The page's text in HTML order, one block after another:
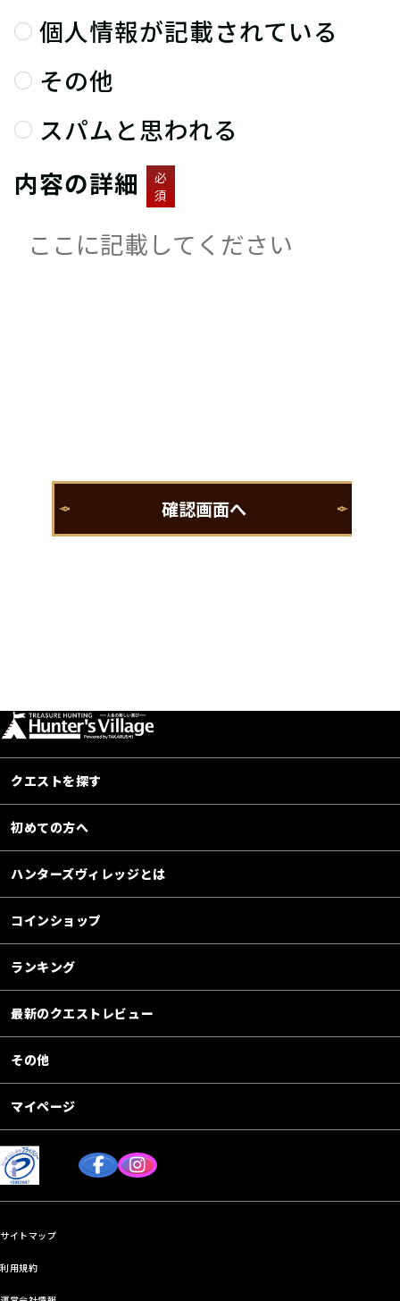
個人情報が記載されている
その他
スパムと思われる
内容の詳細
必
須
クエストを探す
初めての方へ
ハンターズヴィレッジとは
コインショップ
ランキング
最新のクエストレビュー
その他
マイページ
サイトマップ
利用規約